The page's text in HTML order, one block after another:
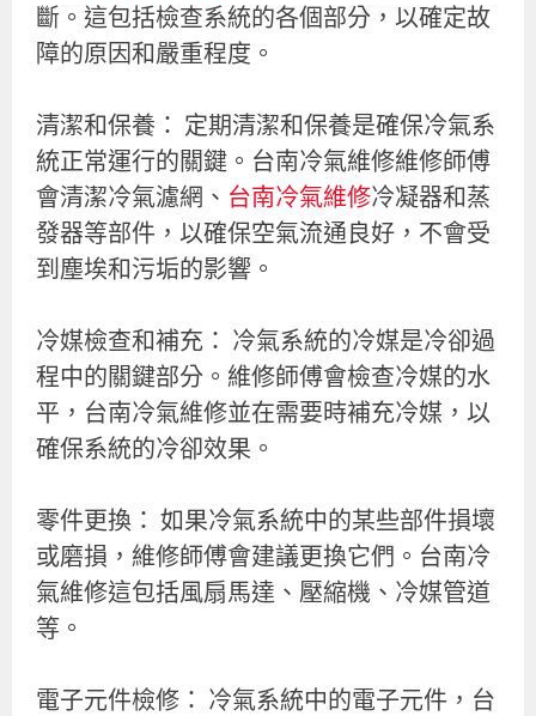
斷。這包括檢查系統的各個部分，以確定故
障的原因和嚴重程度。
清潔和保養： 定期清潔和保養是確保冷氣系
統正常運行的關鍵。台南冷氣維修維修師傅
會清潔冷氣濾網、 台南冷氣維修冷凝器和蒸
發器等部件，以確保空氣流通良好，不會受
到塵埃和污垢的影響。
冷媒檢查和補充： 冷氣系統的冷媒是冷卻過
程中的關鍵部分。維修師傅會檢查冷媒的水
平，台南冷氣維修並在需要時補充冷媒，以
確保系統的冷卻效果。
零件更換： 如果冷氣系統中的某些部件損壞
或磨損，維修師傅會建議更換它們。台南冷
氣維修這包括風扇馬達、壓縮機、冷媒管道
等。
電子元件檢修： 冷氣系統中的電子元件，台